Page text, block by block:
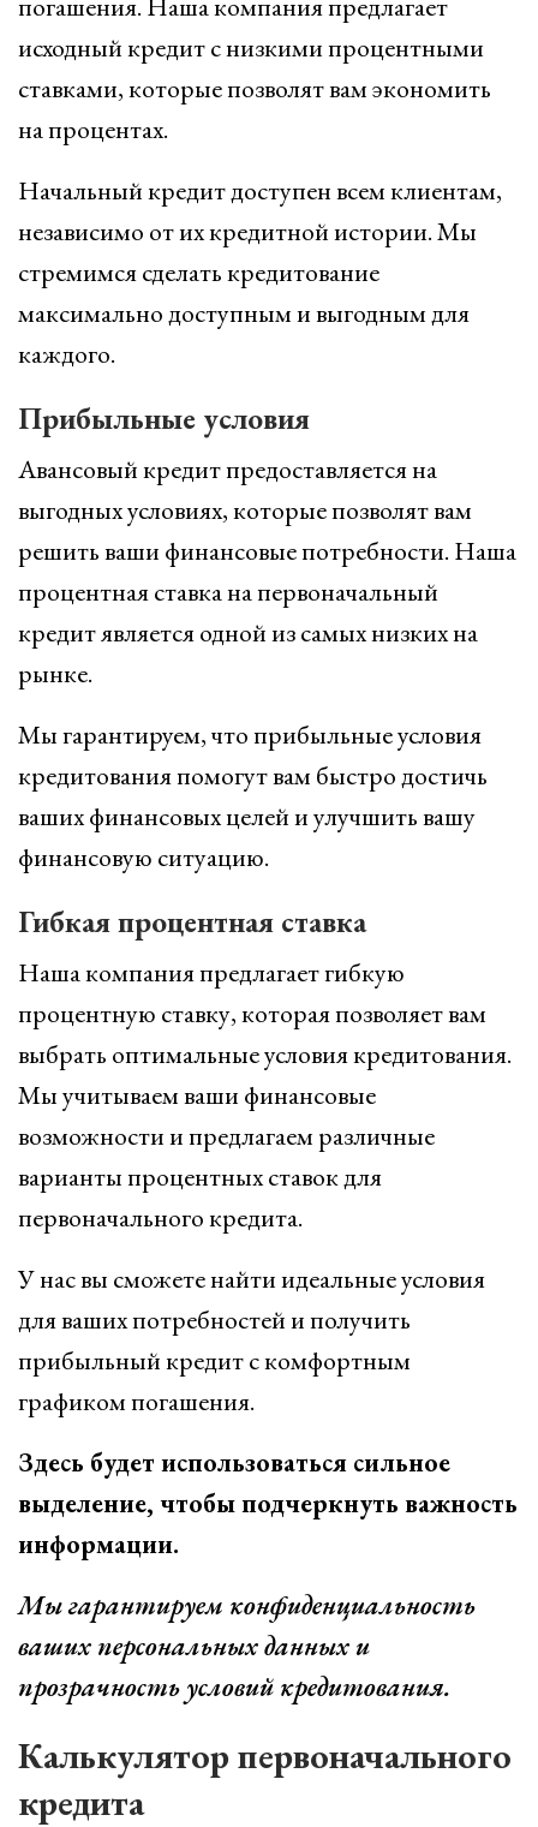
исходный кредит с низкими процентными
ставками, которые позволят вам экономить
на процентах.
Начальный кредит доступен всем клиентам,
независимо от их кредитной истории. Мы
стремимся сделать кредитование
максимально доступным и выгодным для
каждого.
Прибыльные условия
Авансовый кредит предоставляется на
выгодных условиях, которые позволят вам
решить ваши финансовые потребности. Наша
процентная ставка на первоначальный
кредит является одной из самых низких на
рынке.
Мы гарантируем, что прибыльные условия
кредитования помогут вам быстро достичь
ваших финансовых целей и улучшить вашу
финансовую ситуацию.
Гибкая процентная ставка
Наша компания предлагает гибкую
процентную ставку, которая позволяет вам
выбрать оптимальные условия кредитования.
Мы учитываем ваши финансовые
возможности и предлагаем различные
варианты процентных ставок для
первоначального кредита.
У нас вы сможете найти идеальные условия
для ваших потребностей и получить
прибыльный кредит с комфортным
графиком погашения.
Здесь будет использоваться сильное
выделение, чтобы подчеркнуть важность
информации.
Мы гарантируем конфиденциальность
ваших персональных данных и
прозрачность условий кредитования.
Калькулятор первоначального
кредита